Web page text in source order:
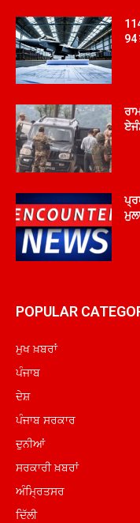
94
POPULAR
ਮੁਖ ਖ਼ਬਰਾਂ
ਪੰਜਾਬ
ਦੇਸ਼
ਪੰਜਾਬ ਸਰਕਾਰ
ਦੁਨੀਆਂ
ਸਰਕਾਰੀ ਖ਼ਬਰਾਂ
ਅੰਮ੍ਰਿਤਸਰ
ਦਿੱਲੀ